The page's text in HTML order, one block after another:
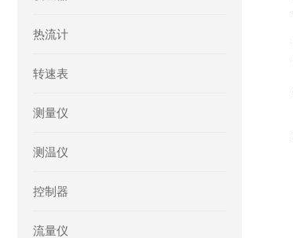
热流计
转速表
测量仪
测温仪
控制器
流量仪